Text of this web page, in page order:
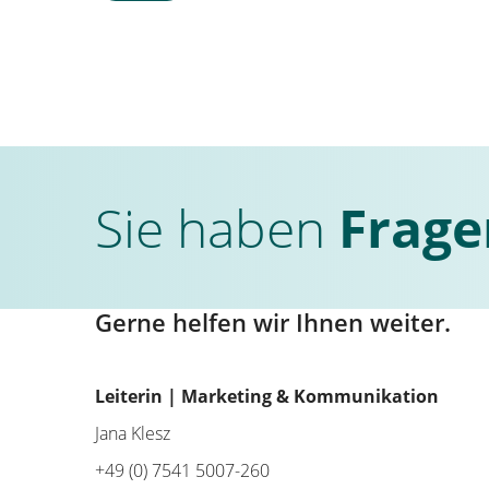
Sie haben
Gerne helfen wir Ihnen weiter.
Leiterin | Marketing & Kommunikation
Jana Klesz
+49 (0) 7541 5007-260